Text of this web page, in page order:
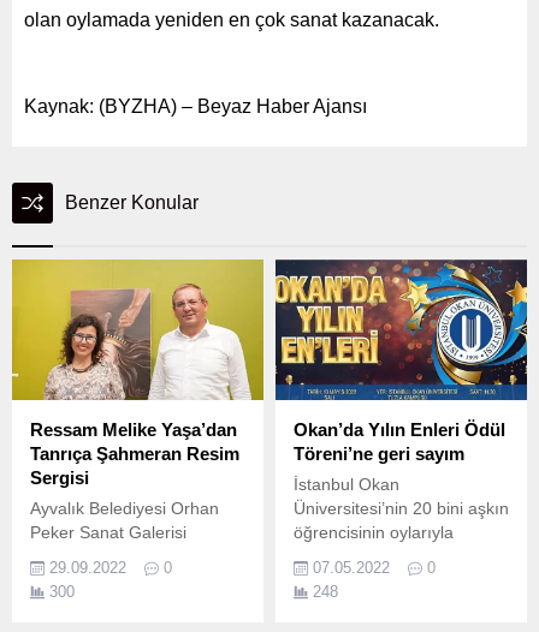
olan oylamada yeniden en çok sanat kazanacak.
Kaynak: (BYZHA) – Beyaz Haber Ajansı
Benzer Konular
Ressam Melike Yaşa’dan
Tanrıça Şahmeran Resim
Sergisi
Ayvalık Belediyesi Orhan
Peker Sanat Galerisi
ressam Melike Yaşa’nın,
“Tanrıça Şahmeran” resim
sergisine ev sahipliği
29.09.2022
0
300
Okan’da Yılın Enleri Ödül
Töreni’ne geri sayım
İstanbul Okan
Üniversitesi’nin 20 bini aşkın
öğrencisinin oylarıyla
belirlenen Okan’da Yılın
Enleri Ödül Töreni’ne geri
sayım başladı.
07.05.2022
0
248